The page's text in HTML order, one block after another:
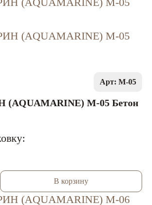
Арт: M-05
M-05 Бетон
В корзину